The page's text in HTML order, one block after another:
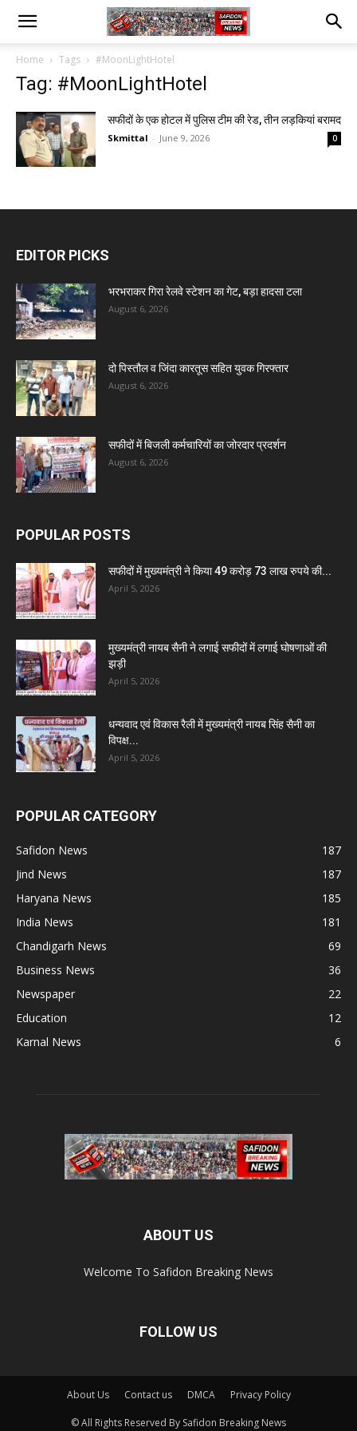
Home Tags #MoonLightHotel
Tag: #MoonLightHotel
सफीदों के एक होटल में पुलिस टीम की रेड, तीन लड़कियां बरामद
Skmittal - June 9, 2026 0
EDITOR PICKS
भरभराकर गिरा रेलवे स्टेशन का गेट, बड़ा हादसा टला
August 6, 2026
दो पिस्तौल व जिंदा कारतूस सहित युवक गिरफ्तार
August 6, 2026
सफीदों में बिजली कर्मचारियों का जोरदार प्रदर्शन
August 6, 2026
POPULAR POSTS
सफीदों में मुख्यमंत्री ने किया 49 करोड़ 73 लाख रुपये की...
April 5, 2026
मुख्यमंत्री नायब सैनी ने लगाई सफीदों में लगाई घोषणाओं की
झड़ी
April 5, 2026
धन्यवाद एवं विकास रैली में मुख्यमंत्री नायब सिंह सैनी का
विपक्ष...
April 5, 2026
POPULAR CATEGORY
Safidon News
187
Jind News
187
Haryana News
185
India News
181
Chandigarh News
69
Business News
36
Newspaper
22
Education
12
Karnal News
6
ABOUT US
Welcome To Safidon Breaking News
FOLLOW US
About Us Contact us DMCA Privacy Policy
© All Rights Reserved By Safidon Breaking News